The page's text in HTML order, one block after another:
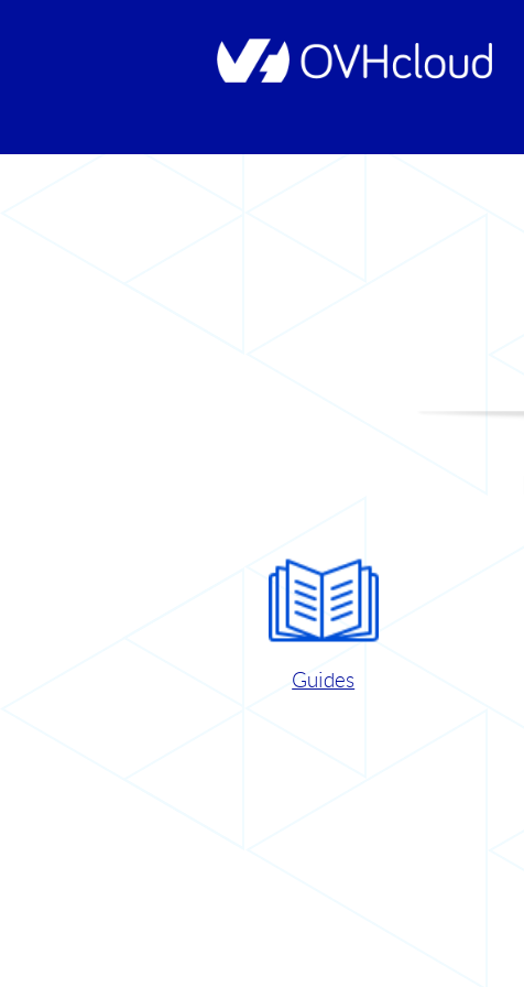
Guides